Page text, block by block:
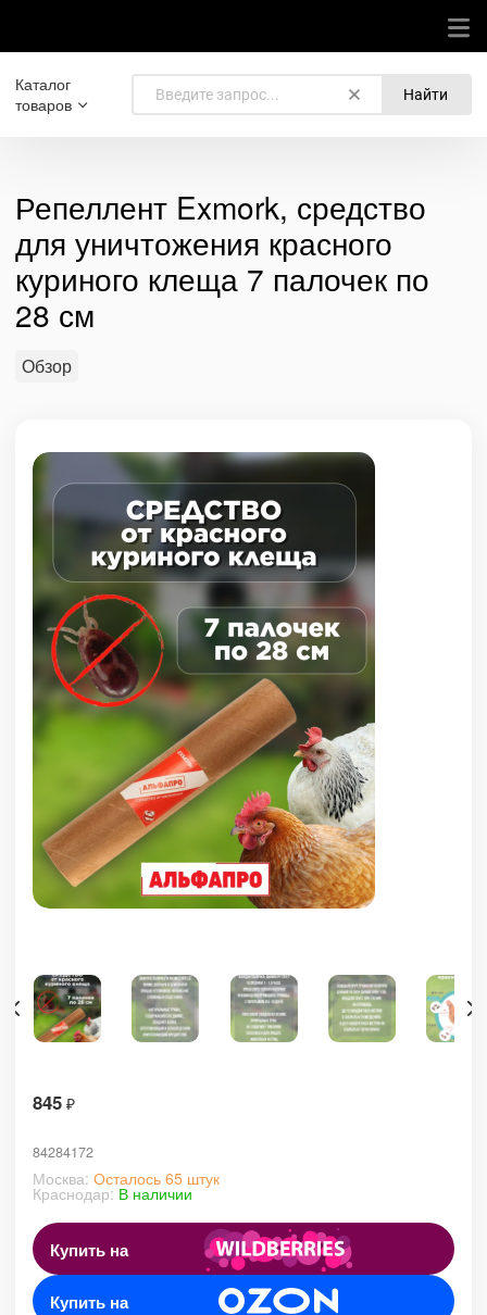
Каталог
товаров
Найти
Репеллент Exmork, средство
для уничтожения красного
куриного клеща 7 палочек по
28 см
Обзор
845 ₽
84284172
Москва: Осталось 65 штук
Краснодар: В наличии
Купить на
Купить на